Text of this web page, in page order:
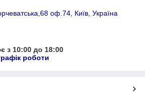
оф.74, Київ, Україна
з 10:00 до 18:00
роботи